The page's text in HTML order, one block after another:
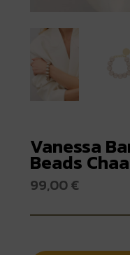
Vanessa
Beads
99,00€